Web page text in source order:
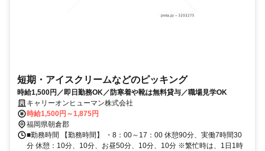
短期・アイスクリームなどのピッキング
時給1,500円／即日勤務OK／防寒着や靴は無料貸与／職場見学OK
キャリーオンヒューマン株式会社
時給1,500円～1,875円
福岡県朝倉郡
■勤務時間 【勤務時間】 ・8：00～17：00 休憩90分、実働7時間30
分 休憩：10分、10分、お昼50分、10分、10分 ※繁忙時は、1日1時